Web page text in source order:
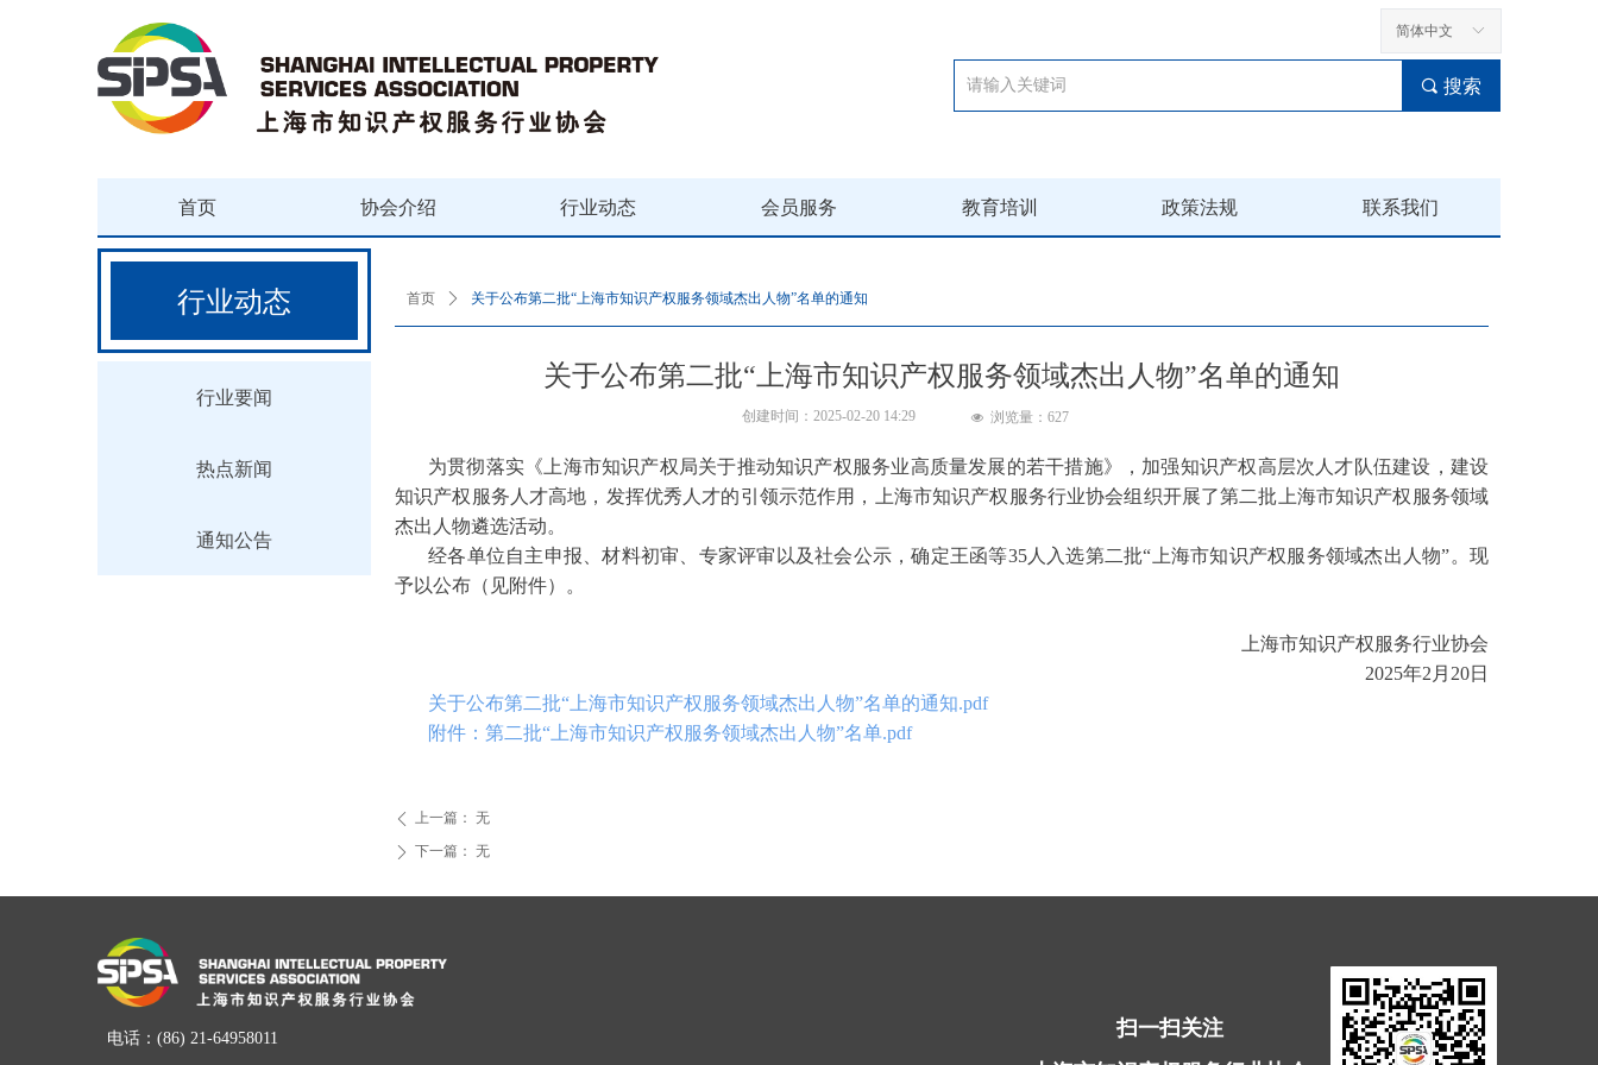
首页 协会介绍 行业动态 会员服务 教育培训 政策法规 联系我们
끠 搜索
ꀅ
简体中文
首页 ꄲ 关于公布第二批“上海市知识产权服务领域杰出人物”名单的通知
行业动态
行业要闻
热点新闻
通知公告
关于公布第二批“上海市知识产权服务领域杰出人物”名单的通知
创建时间： 2025-02-20 14:29 넶 浏览量： 627
为贯彻落实《上海市知识产权局关于推动知识产权服务业高质量发展的若干措施》，加强知识产权高层次人才队伍建设，建设
知识产权服务人才高地，发挥优秀人才的引领示范作用，上海市知识产权服务行业协会组织开展了第二批上海市知识产权服务领域
杰出人物遴选活动。
经各单位自主申报、材料初审、专家评审以及社会公示，确定王函等35人入选第二批“上海市知识产权服务领域杰出人物”。现
予以公布（见附件）。
上海市知识产权服务行业协会
2025年2月20日
关于公布第二批“上海市知识产权服务领域杰出人物”名单的通知.pdf
附件：第二批“上海市知识产权服务领域杰出人物”名单.pdf
ꄴ 上一篇： 无
ꄲ 下一篇： 无
电话： (86) 21-64958011 扫一扫关注